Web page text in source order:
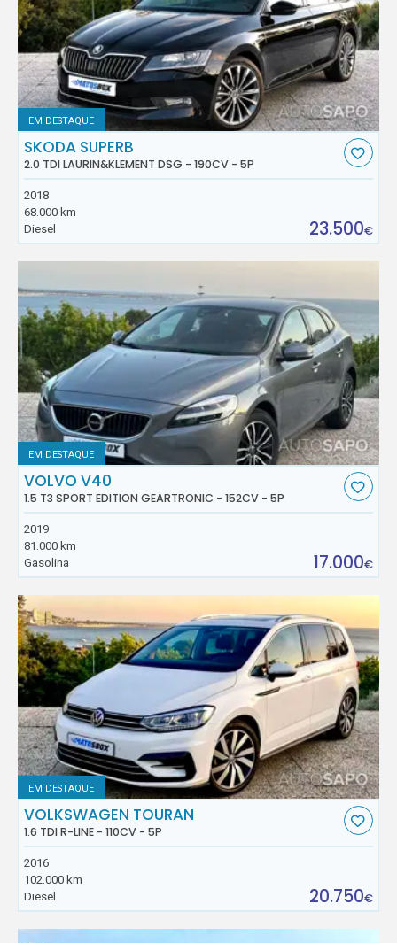
EM DESTAQUE
SKODA SUPERB
2.0 TDI LAURIN&KLEMENT DSG - 190CV - 5P
2018
68.000 km
Diesel
23.500€
EM DESTAQUE
VOLVO V40
1.5 T3 SPORT EDITION GEARTRONIC - 152CV - 5P
2019
81.000 km
Gasolina
17.000€
EM DESTAQUE
VOLKSWAGEN TOURAN
1.6 TDI R-LINE - 110CV - 5P
2016
102.000 km
Diesel
20.750€